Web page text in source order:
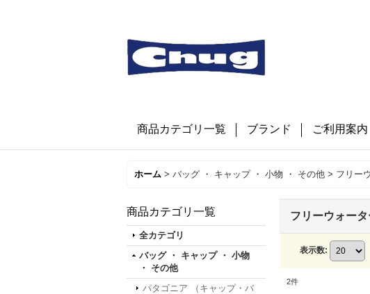
商品カテゴリ一覧 ブランド ご利用案内
ホーム > バッグ ・ キャップ ・ 小物 ・ その他 > フリー
商品カテゴリ一覧
全カテゴリ
バッグ ・ キャップ ・ 小物
・ その他
パタゴニア （キャップ・バ
フリーウォータ
表示数:
2件